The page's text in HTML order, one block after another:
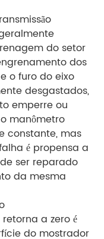
do setor
dos
o furo do eixo
desgastados,
emperre ou
manômetro
constante, mas
é propensa a
ser reparado
da mesma
a zero é
do mostrador